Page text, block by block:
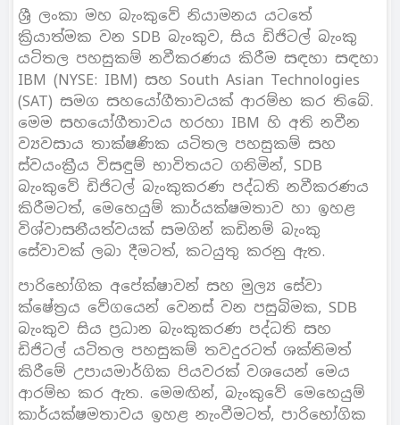
ශ්‍රී ලංකා මහ බැංකුවේ නියාමනය යටතේ
ක්‍රියාත්මක වන SDB බැංකුව, සිය ඩිජිටල් බැංකු
යටිතල පහසුකම් නවීකරණය කිරීම සඳහා සඳහා
IBM (NYSE: IBM) සහ South Asian Technologies
(SAT) සමග සහයෝගීතාවයක් ආරම්භ කර තිබේ.
මෙම සහයෝගීතාවය හරහා IBM හි අති නවීන
ව්‍යවසාය තාක්ෂණික යටිතල පහසුකම් සහ
ස්වයංක්‍රීය විසඳුම් භාවිතයට ගනිමින්, SDB
බැංකුවේ ඩිජිටල් බැංකුකරණ පද්ධති නවීකරණය
කිරීමටත්, මෙහෙයුම් කාර්යක්ෂමතාව හා ඉහළ
විශ්වාසනීයත්වයක් සමගින් කඩිනම් බැංකු
සේවාවක් ලබා දීමටත්, කටයුතු කරනු ඇත.
පාරිභෝගික අපේක්ෂාවන් සහ මුල්‍ය සේවා
ක්ෂේත්‍රය වේගයෙන් වෙනස් වන පසුබිමක, SDB
බැංකුව සිය ප්‍රධාන බැංකුකරණ පද්ධති සහ
ඩිජිටල් යටිතල පහසුකම් තවදුරටත් ශක්තිමත්
කිරීමේ උපායමාර්ගික පියවරක් වශයෙන් මෙය
ආරම්භ කර ඇත. මෙමඟින්, බැංකුවේ මෙහෙයුම්
කාර්යක්ෂමතාවය ඉහළ නැංවීමටත්, පාරිභෝගික